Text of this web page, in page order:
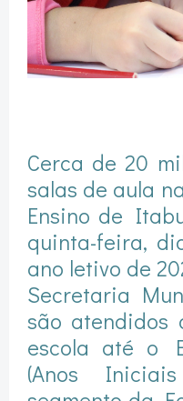
Cerca de 20
salas de aula
Ensino de
quinta-feira,
ano letivo de
Secretaria
são atendidos
escola até o
(Anos